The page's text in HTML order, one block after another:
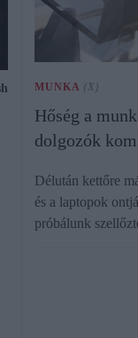
MUNKA (X)
Hőség a
dolgozók
Délután kettőre
és a laptopok
próbálunk